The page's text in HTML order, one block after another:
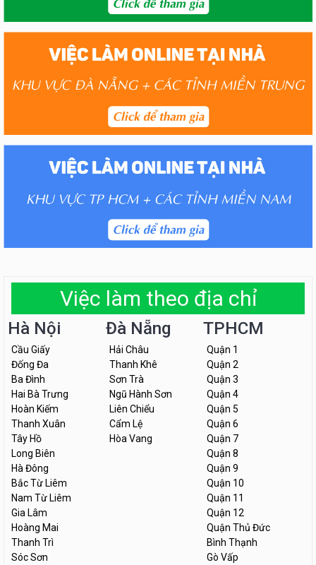
Việc làm theo địa chỉ
Hà Nội
Cầu Giấy
Đống Đa
Ba Đình
Hai Bà Trưng
Hoàn Kiếm
Thanh Xuân
Tây Hồ
Long Biên
Hà Đông
Bắc Từ Liêm
Nam Từ Liêm
Gia Lâm
Hoàng Mai
Thanh Trì
Sóc Sơn
Đà Nẵng
Hải Châu
Thanh Khê
Sơn Trà
Ngũ Hành Sơn
Liên Chiểu
Cẩm Lệ
Hòa Vang
TPHCM
Quận 1
Quận 2
Quận 3
Quận 4
Quận 5
Quận 6
Quận 7
Quận 8
Quận 9
Quận 10
Quận 11
Quận 12
Quận Thủ Đức
Bình Thạnh
Gò Vấp